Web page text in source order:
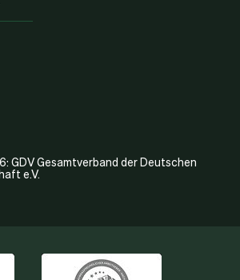
GDV Gesamtverband der Deutschen
e.V.